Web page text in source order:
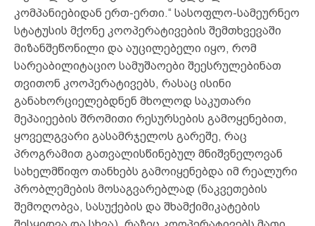
კომპანიებიდან ერთ-ერთი.“ სასოფლო-სამეურნეო
სტატუსის მქონე კოოპერატივების შემთხვევაში
მიზანშეწონილი და აუცილებელი იყო, რომ
სარეაბილიტაციო სამუშაოები შეესრულებინათ
თვითონ კოოპერატივებს, რასაც ისინი
განახორციელებდნენ მხოლოდ საკუთარი
მეპაიეების შრომითი რესურსების გამოყენებით,
ყოველგვარი გასამრჯელოს გარეშე, რაც
პროგრამით გათვალისწინებულ მნიშვნელოვან
სახელმწიფო თანხებს გამოიყენებდა იმ რეალური
პრობლემების მოსაგვარებლად (ნაკვეთების
შემოღობვა, სასუქების და შხამქიმიკატების